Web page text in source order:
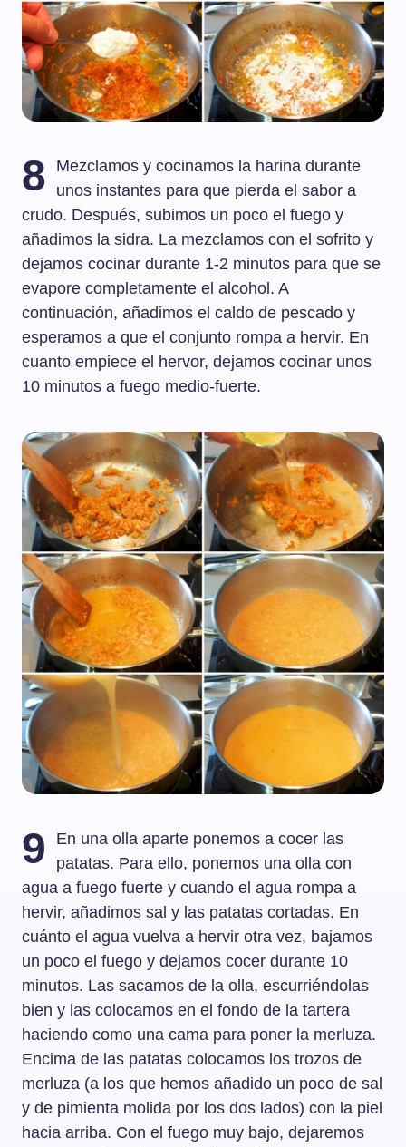
8
Mezclamos y cocinamos la harina durante
unos instantes para que pierda el sabor a
crudo. Después, subimos un poco el fuego y
añadimos la sidra. La mezclamos con el sofrito y
dejamos cocinar durante 1-2 minutos para que se
evapore completamente el alcohol. A
continuación, añadimos el caldo de pescado y
esperamos a que el conjunto rompa a hervir. En
cuanto empiece el hervor, dejamos cocinar unos
10 minutos a fuego medio-fuerte.
9
En una olla aparte ponemos a cocer las
patatas. Para ello, ponemos una olla con
agua a fuego fuerte y cuando el agua rompa a
hervir, añadimos sal y las patatas cortadas. En
cuánto el agua vuelva a hervir otra vez, bajamos
un poco el fuego y dejamos cocer durante 10
minutos. Las sacamos de la olla, escurriéndolas
bien y las colocamos en el fondo de la tartera
haciendo como una cama para poner la merluza.
Encima de las patatas colocamos los trozos de
merluza (a los que hemos añadido un poco de sal
y de pimienta molida por los dos lados) con la piel
hacia arriba. Con el fuego muy bajo, dejaremos